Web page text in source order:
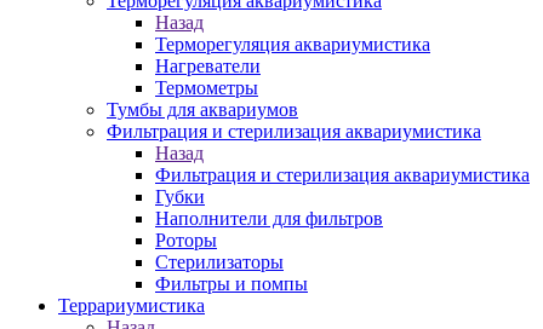
Назад
Терморегуляция аквариумистика
Нагреватели
Термометры
Тумбы для аквариумов
Фильтрация и стерилизация аквариумистика
Назад
Фильтрация и стерилизация аквариумистика
Губки
Наполнители для фильтров
Роторы
Стерилизаторы
Фильтры и помпы
Террариумистика